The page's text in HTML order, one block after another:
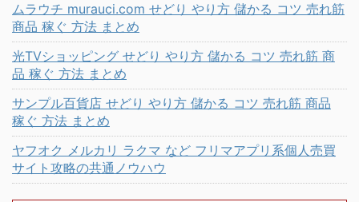
ムラウチ murauci.com せどり やり方 儲かる コツ 売れ筋
商品 稼ぐ 方法 まとめ
光TVショッピング せどり やり方 儲かる コツ 売れ筋 商
品 稼ぐ 方法 まとめ
サンプル百貨店 せどり やり方 儲かる コツ 売れ筋 商品
稼ぐ 方法 まとめ
ヤフオク メルカリ ラクマ など フリマアプリ系個人売買
サイト攻略の共通ノウハウ